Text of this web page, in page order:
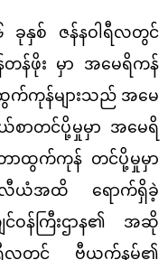
စ် ဇန်နဝါရီလတွင်
တန်ဖိုး မှာ အမေရိကန်
ထွက်ကုန်များသည် အမေ
စာတင်ပို့မှုမှာ အမေရိ
ောထွက်ကုန် တင်ပို့မှုမှာ
လီယံအထိ ရောက်ရှိခဲ့
င်ဝန်ကြီးဌာန၏ အဆို
လတွင် ဗီယက်နမ်၏